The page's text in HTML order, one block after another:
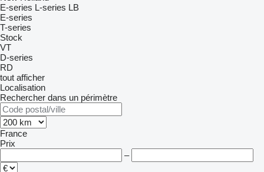
E-series L-series LB
E-series
T-series
Stock
VT
D-series
RD
tout afficher
Localisation
Rechercher dans un périmètre
France
Prix
–